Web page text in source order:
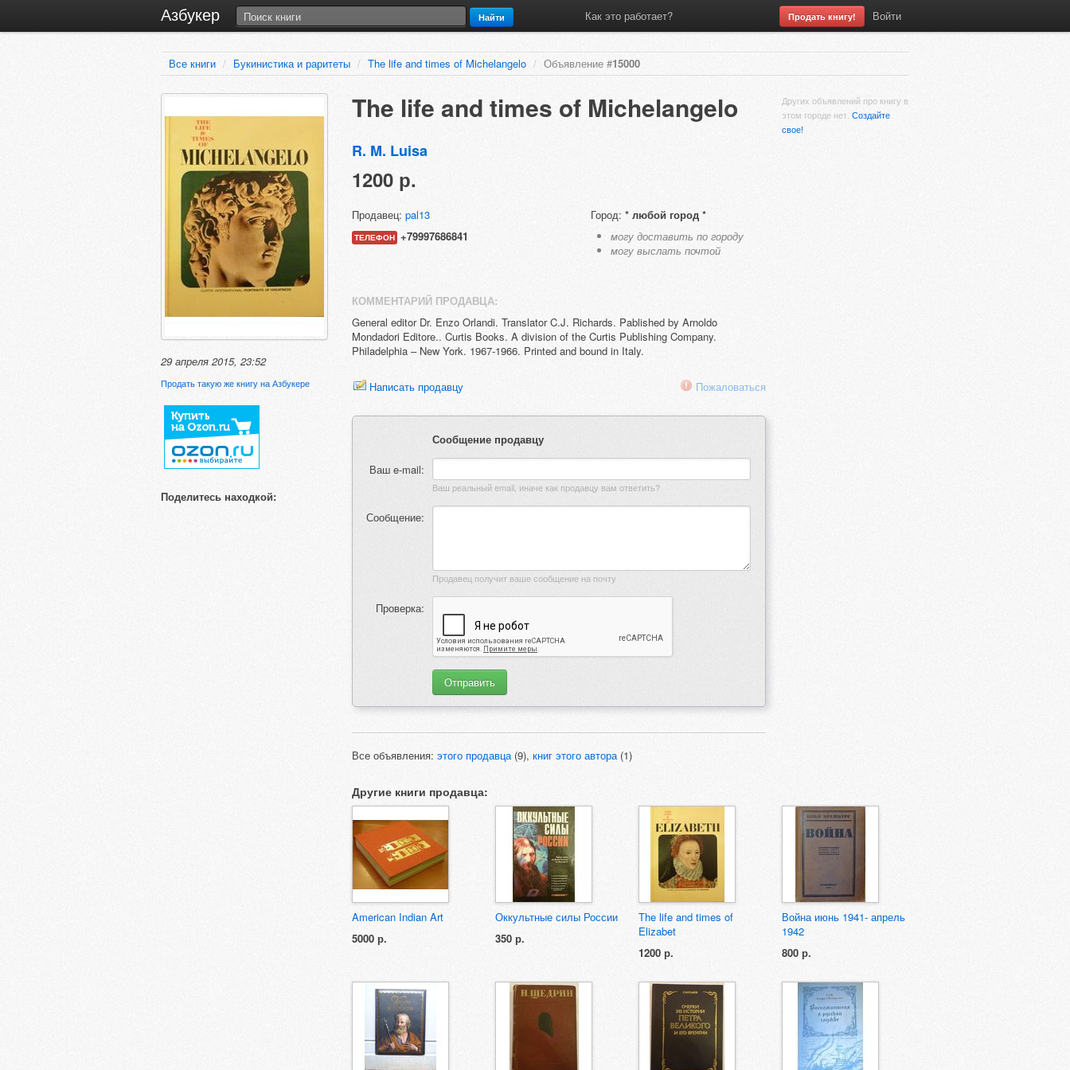
Азбукер Найти Как это работает? Продать книгу! Войти
Все книги / Букинистика и раритеты / The life and times of Michelangelo / Объявление #15000
29 апреля 2015, 23:52
Продать такую же книгу на Азбукере
Поделитесь находкой:
The life and times of Michelangelo
R. M. Luisa
1200 р.
Продавец: pal13
ТЕЛЕФОН +79997686841
Город: * любой город *
могу доставить по городу
могу выслать почтой
КОММЕНТАРИЙ ПРОДАВЦА:
General editor Dr. Enzo Orlandi. Translator C.J. Richards. Pablished by Arnoldo
Mondadori Editore.. Curtis Books. A division of the Curtis Publishing Company.
Philadelphia – New York. 1967-1966. Printed and bound in Italy.
Написать продавцу Пожаловаться
Сообщение продавцу
Ваш e-mail:
Ваш реальный email, иначе как продавцу вам ответить?
Сообщение:
Продавец получит ваше сообщение на почту
Проверка:
Все объявления: этого продавца(9), книг этого автора(1)
Других объявлений про книгу в
этом городе нет. Создайте
свое!
Другие книги продавца:
American Indian Art
5000 р.
Оккультные силы России
350 р.
The life and times of
Elizabet
1200 р.
Война июнь 1941- апрель
1942
800 р.